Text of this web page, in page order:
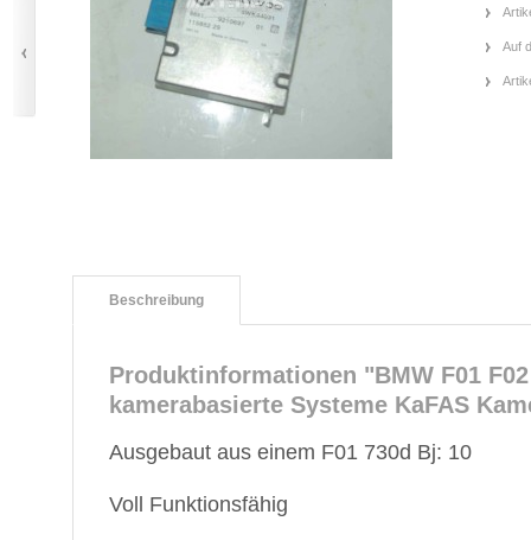
Auf
Beschreibung
Produktinformationen "BMW F01
kamerabasierte Systeme KaFAS
Ausgebaut aus einem F01 730d Bj: 10
Voll Funktionsfähig